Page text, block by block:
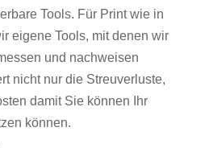
Tools. Für Print wie in
eigene Tools, mit denen wir
und nachweisen
nicht nur die Streuverluste,
damit Sie können Ihr
können.